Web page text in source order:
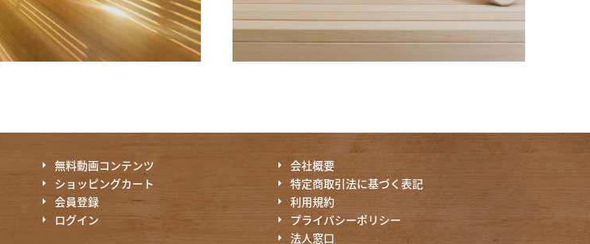
無料動画コンテンツ
ショッピングカート
会員登録
ログイン
会社概要
特定商取引法に基づく表記
利用規約
プライバシーポリシー
法人窓口